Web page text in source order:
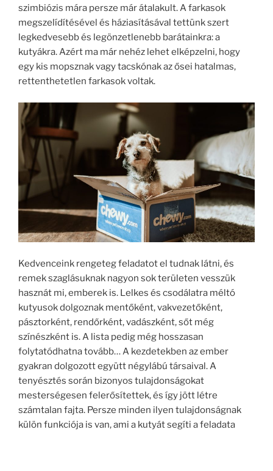
szimbiózis mára persze már átalakult. A farkasok
megszelídítésével és háziasításával tettünk szert
legkedvesebb és legönzetlenebb barátainkra: a
kutyákra. Azért ma már nehéz lehet elképzelni, hogy
egy kis mopsznak vagy tacskónak az ősei hatalmas,
rettenthetetlen farkasok voltak.
Kedvenceink rengeteg feladatot el tudnak látni, és
remek szaglásuknak nagyon sok területen vesszük
hasznát mi, emberek is. Lelkes és csodálatra méltó
kutyusok dolgoznak mentőként, vakvezetőként,
pásztorként, rendőrként, vadászként, sőt még
színészként is. A lista pedig még hosszasan
folytatódhatna tovább… A kezdetekben az ember
gyakran dolgozott együtt négylábú társaival. A
tenyésztés során bizonyos tulajdonságokat
mesterségesen felerősítettek, és így jött létre
számtalan fajta. Persze minden ilyen tulajdonságnak
külön funkciója is van, ami a kutyát segíti a feladata